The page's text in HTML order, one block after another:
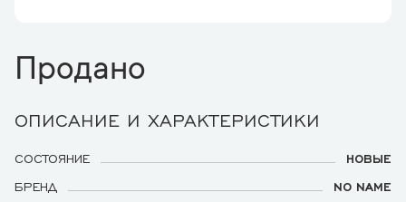
Продано
ОПИСАНИЕ И ХАРАКТЕРИСТИКИ
СОСТОЯНИЕ
НОВЫЕ
БРЕНД
NO NAME